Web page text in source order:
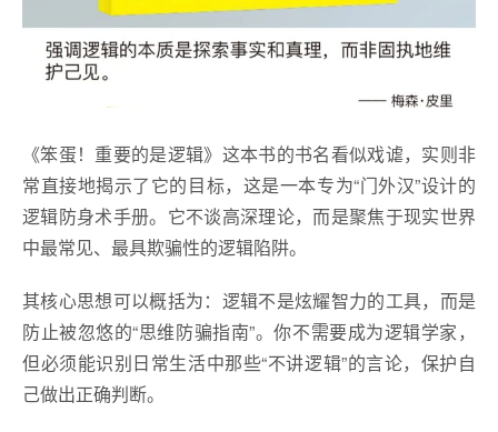
《笨蛋！重要的是逻辑》这本书的书名看似戏谑，实则非
常直接地揭示了它的目标，这是一本专为“门外汉”设计的
逻辑防身术手册。它不谈高深理论，而是聚焦于现实世界
中最常见、最具欺骗性的逻辑陷阱。
其核心思想可以概括为：逻辑不是炫耀智力的工具，而是
防止被忽悠的“思维防骗指南”。你不需要成为逻辑学家，
但必须能识别日常生活中那些“不讲逻辑”的言论，保护自
己做出正确判断。